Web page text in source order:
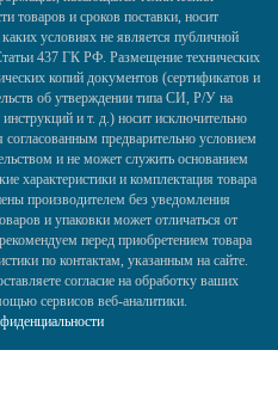
товаров и сроков поставки, носит
условиях не является публичной
437 ГК РФ. Размещение технических
копий документов (сертификатов и
об утверждении типа СИ, Р/У на
и т. д.) носит исключительно
предварительно условием
и не может служить основанием
характеристики и комплектация товара
производителем без уведомления
и упаковки может отличаться от
перед приобретением товара
по контактам, указанным на сайте.
согласие на обработку ваших
сервисов веб-аналитики.